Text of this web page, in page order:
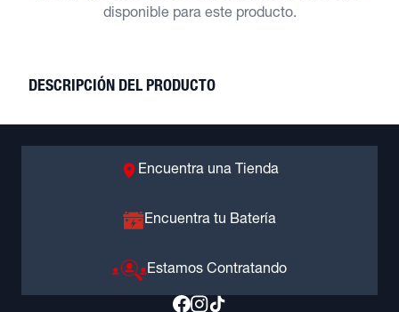
disponible para este producto.
DESCRIPCIÓN DEL PRODUCTO
Encuentra una Tienda
Encuentra tu Batería
Estamos Contratando